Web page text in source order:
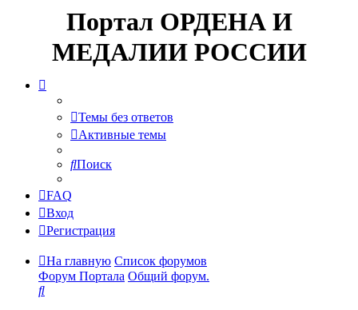
Портал ОРДЕНА И
МЕДАЛИИ РОССИИ
Темы без ответов
Активные темы
Поиск
FAQ
Вход
Регистрация
На главную Список форумов
Форум Портала Общий форум.
Поиск